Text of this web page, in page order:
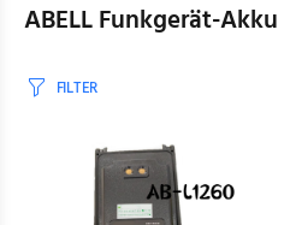
ABELL Funkgerät-Akku
FILTER